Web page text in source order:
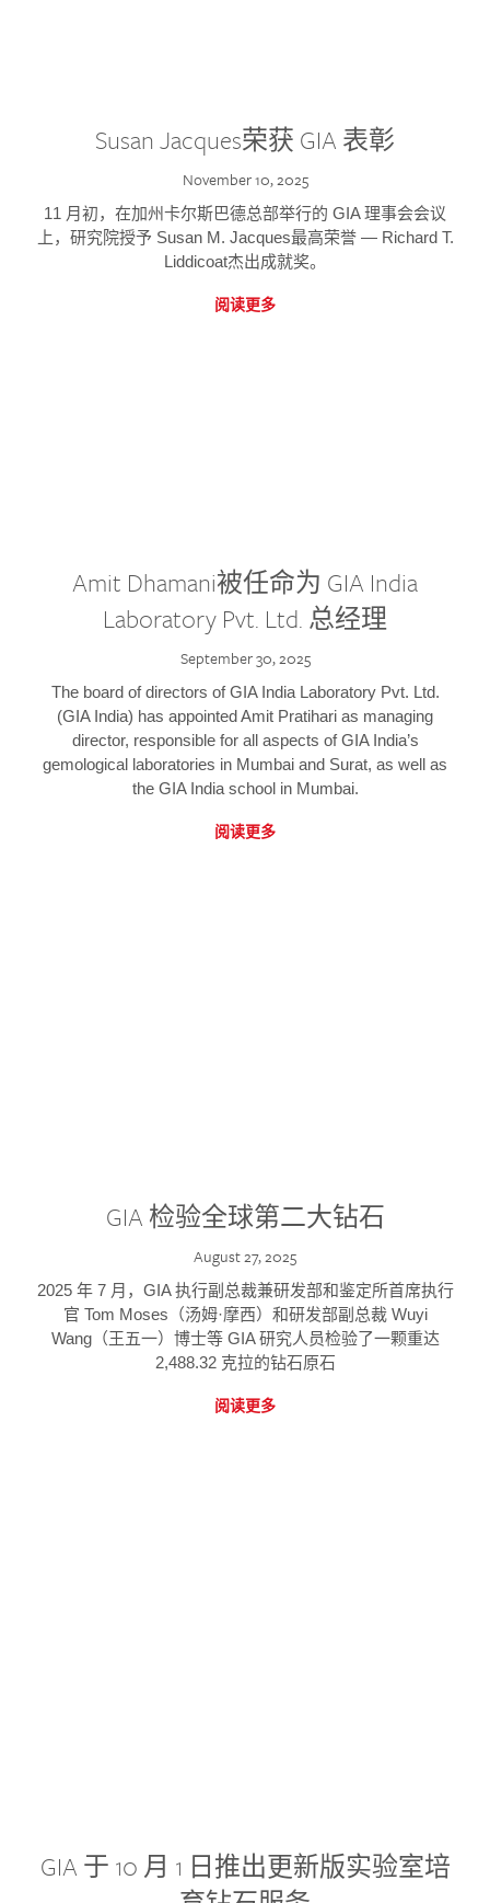
Susan Jacques荣获 GIA 表彰
November 10, 2025
11 月初，在加州卡尔斯巴德总部举行的 GIA 理事会会议
上，研究院授予 Susan M. Jacques最高荣誉 — Richard T.
Liddicoat杰出成就奖。
阅读更多
Amit Dhamani被任命为 GIA India
Laboratory Pvt. Ltd. 总经理
September 30, 2025
The board of directors of GIA India Laboratory Pvt. Ltd.
(GIA India) has appointed Amit Pratihari as managing
director, responsible for all aspects of GIA India’s
gemological laboratories in Mumbai and Surat, as well as
the GIA India school in Mumbai.
阅读更多
GIA 检验全球第二大钻石
August 27, 2025
2025 年 7 月，GIA 执行副总裁兼研发部和鉴定所首席执行
官 Tom Moses（汤姆·摩西）和研发部副总裁 Wuyi
Wang（王五一）博士等 GIA 研究人员检验了一颗重达
2,488.32 克拉的钻石原石
阅读更多
GIA 于 10 月 1 日推出更新版实验室培